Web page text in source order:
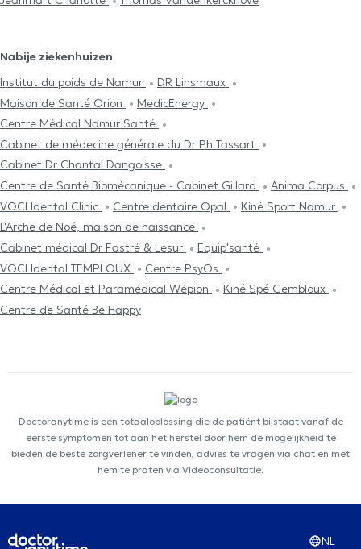
Nabije ziekenhuizen
Institut du poids de Namur
DR Linsmaux
Maison de Santé Orion
MedicEnergy
Centre Médical Namur Santé
Cabinet de médecine générale du Dr Ph Tassart
Cabinet Dr Chantal Dangoisse
Centre de Santé Biomécanique - Cabinet Gillard
Anima Corpus
VOCLIdental Clinic
Centre dentaire Opal
Kiné Sport Namur
L'Arche de Noé, maison de naissance
Cabinet médical Dr Fastré & Lesur
Equip'santé
VOCLIdental TEMPLOUX
Centre PsyOs
Centre Médical et Paramédical Wépion
Kiné Spé Gembloux
Centre de Santé Be Happy
Doctoranytime is een totaaloplossing die de patiënt bijstaat vanaf de
eerste symptomen tot aan het herstel door hem de mogelijkheid te
bieden de beste zorgverlener te vinden, advies te vragen via chat en met
hem te praten via Videoconsultatie.
NL